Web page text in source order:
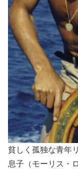
貧しく孤独な青年
息子（モーリス・